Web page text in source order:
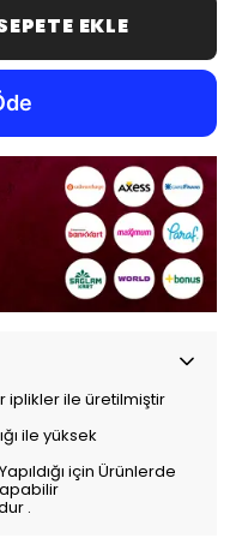
EKLE
iplikler ile üretilmiştir
ile yüksek
için Ürünlerde
.